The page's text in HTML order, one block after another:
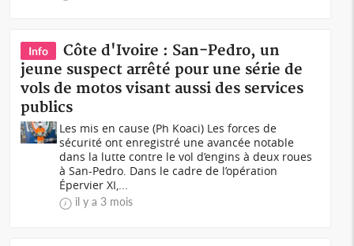
Info
Côte d'Ivoire : San-Pedro, un
jeune suspect arrêté pour une série de
vols de motos visant aussi des services
publics
Les mis en cause (Ph Koaci) Les forces de
sécurité ont enregistré une avancée notable
dans la lutte contre le vol d’engins à deux roues
à San-Pedro. Dans le cadre de l’opération
Épervier XI,...
il y a 3 mois